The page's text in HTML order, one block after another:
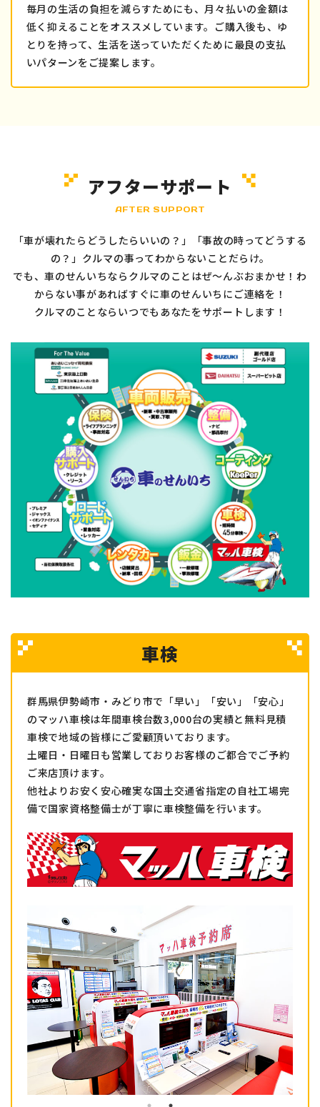
毎月の生活の負担を減らすためにも、月々払いの金額は
低く抑えることをオススメしています。ご購入後も、ゆ
とりを持って、生活を送っていただくために最良の支払
いパターンをご提案します。
アフターサポート
AFTER SUPPORT
「車が壊れたらどうしたらいいの？」「事故の時ってどうする
の？」クルマの事ってわからないことだらけ。
でも、車のせんいちならクルマのことはぜ～んぶおまかせ！わ
からない事があればすぐに車のせんいちにご連絡を！
クルマのことならいつでもあなたをサポートします！
車検
群馬県伊勢崎市・みどり市で「早い」「安い」「安心」
のマッハ車検は年間車検台数3,000台の実績と無料見積
車検で地域の皆様にご愛顧頂いております。
土曜日・日曜日も営業しておりお客様のご都合でご予約
ご来店頂けます。
他社よりお安く安心確実な国土交通省指定の自社工場完
備で国家資格整備士が丁寧に車検整備を行います。